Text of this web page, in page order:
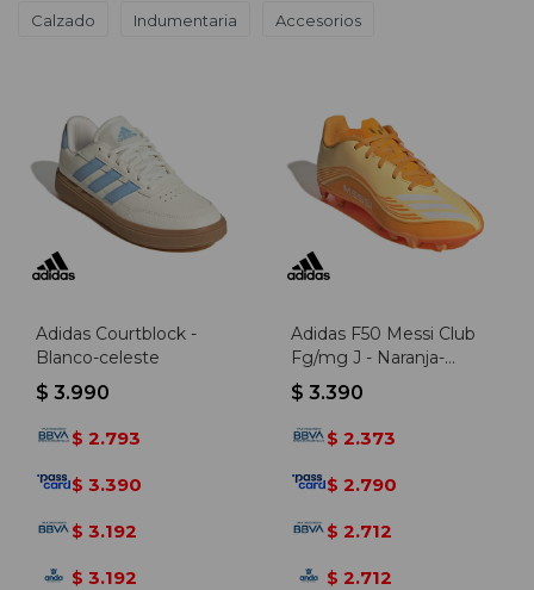
Calzado Indumentaria Accesorios
Adidas Courtblock -
Blanco-celeste
$ 3.990
$ 2.793
$ 3.390
$ 3.192
$ 3.192
Adidas F50 Messi Club
Fg/mg J - Naranja-
dorado
$ 3.390
$ 2.373
$ 2.790
$ 2.712
$ 2.712